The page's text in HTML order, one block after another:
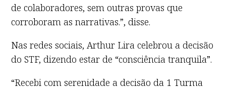
de colaboradores, sem outras provas que
corroboram as narrativas.”, disse.
Nas redes sociais, Arthur Lira celebrou a decisão
do STF, dizendo estar de “consciência tranquila”.
“Recebi com serenidade a decisão da 1 Turma